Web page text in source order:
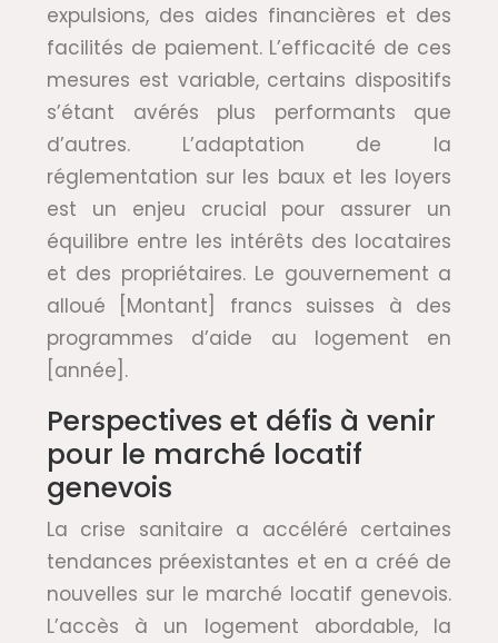
expulsions, des aides financières et des
facilités de paiement. L’efficacité de ces
mesures est variable, certains dispositifs
s’étant avérés plus performants que
d’autres. L’adaptation de la
réglementation sur les baux et les loyers
est un enjeu crucial pour assurer un
équilibre entre les intérêts des locataires
et des propriétaires. Le gouvernement a
alloué [Montant] francs suisses à des
programmes d’aide au logement en
[année].
Perspectives et défis à venir
pour le marché locatif
genevois
La crise sanitaire a accéléré certaines
tendances préexistantes et en a créé de
nouvelles sur le marché locatif genevois.
L’accès à un logement abordable, la